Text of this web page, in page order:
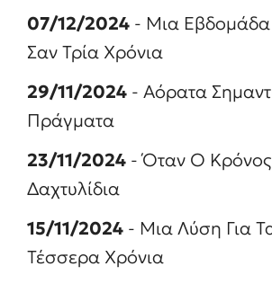
07/12/2024 - Μια
Σαν Τρία Χρόνια
29/11/2024 - Αόρατα
Πράγματα
23/11/2024 - Όταν Ο Κρόνος
Δαχτυλίδια
15/11/2024 - Μια Λύση Για
Τέσσερα Χρόνια